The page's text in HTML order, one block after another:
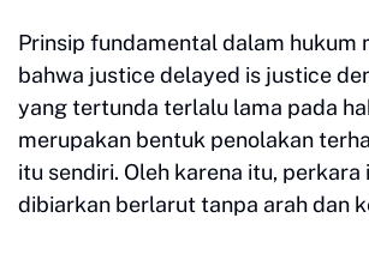
Prinsip fundamental dalam hukum
bahwa justice delayed is justice
yang tertunda terlalu lama pada
merupakan bentuk penolakan
itu sendiri. Oleh karena itu,
dibiarkan berlarut tanpa arah dan